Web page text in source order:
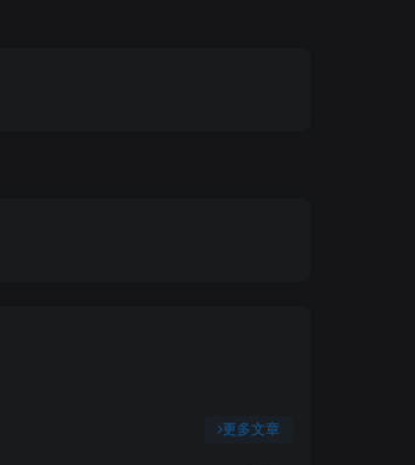
更多文章